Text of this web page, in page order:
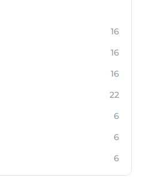
16
16
16
22
6
6
6